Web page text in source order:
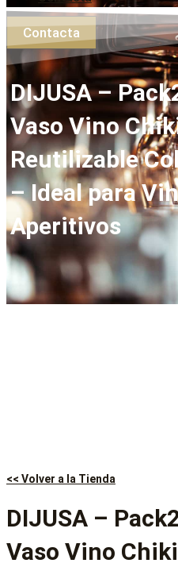
Contacta
DIJUSA –
Vaso Vino
Reutilizable
– Ideal para
Aperitivos
<< Volver a la Tienda
DIJUSA –
Vaso Vino